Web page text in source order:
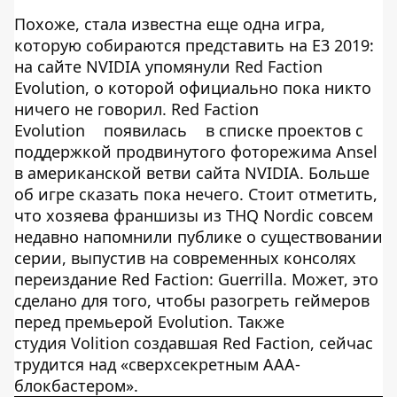
Похоже, стала известна еще одна игра,
которую собираются представить на E3 2019:
на сайте NVIDIA упомянули Red Faction
Evolution, о которой официально пока никто
ничего не говорил. Red Faction
Evolution
появилась
в списке проектов с
поддержкой продвинутого фоторежима Ansel
в американской ветви сайта NVIDIA. Больше
об игре сказать пока нечего. Стоит отметить,
что хозяева франшизы из THQ Nordic совсем
недавно напомнили публике о существовании
серии, выпустив на современных консолях
переиздание Red Faction: Guerrilla. Может, это
сделано для того, чтобы разогреть геймеров
перед премьерой Evolution. Также
студия Volition создавшая Red Faction, сейчас
трудится над «сверхсекретным AAA-
блокбастером».